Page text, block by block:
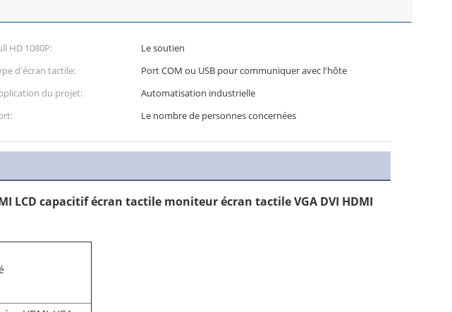
HD 1080P:
Le soutien
d'écran tactile:
Port COM ou USB pour communiquer avec l'hôte
du projet:
Automatisation industrielle
Le nombre de personnes concernées
LCD capacitif écran tactile moniteur écran tactile VGA DVI HDMI